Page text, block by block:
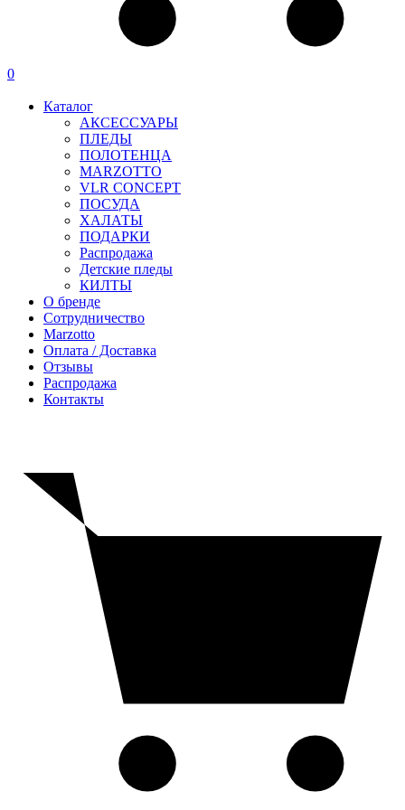
0
Каталог
АКСЕССУАРЫ
ПЛЕДЫ
ПОЛОТЕНЦА
MARZOTTO
VLR CONCEPT
ПОСУДА
ХАЛАТЫ
ПОДАРКИ
Распродажа
Детские пледы
КИЛТЫ
О бренде
Сотрудничество
Marzotto
Оплата / Доставка
Отзывы
Распродажа
Контакты